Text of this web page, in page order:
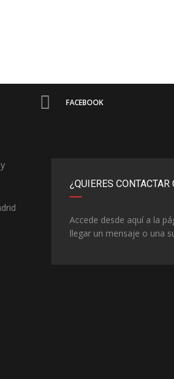
FACEBOOK
¿QUIERES CONTACTAR
Accede desde aquí a la
llegar un mensaje o una